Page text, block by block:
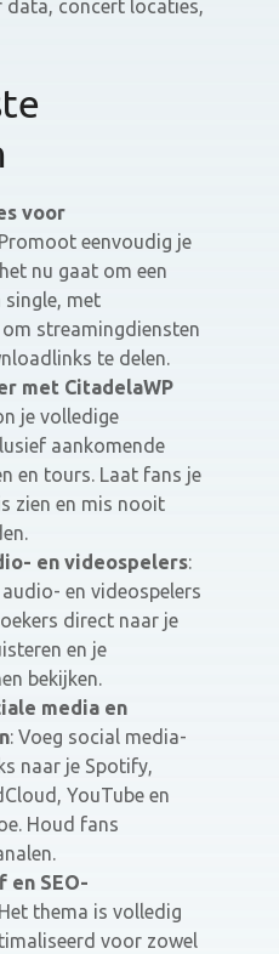
data, concert locaties,
voor
eenvoudig je
nu gaat om een
single, met
streamingdiensten
te delen.
met CitadelaWP
je volledige
aankomende
en tours. Laat fans je
zien en mis nooit
en videospelers:
en videospelers
direct naar je
en je
bekijken.
media en
: Voeg social media-
naar je Spotify,
YouTube en
Houd fans
en SEO-
thema is volledig
voor zowel